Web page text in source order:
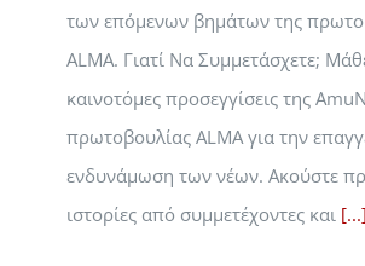
των επόμενων βημάτων της
ALMA. Γιατί Να Συμμετάσχετε;
καινοτόμες προσεγγίσεις της
πρωτοβουλίας ALMA για την
ενδυνάμωση των νέων. Ακούστε
ιστορίες από συμμετέχοντες και [...]